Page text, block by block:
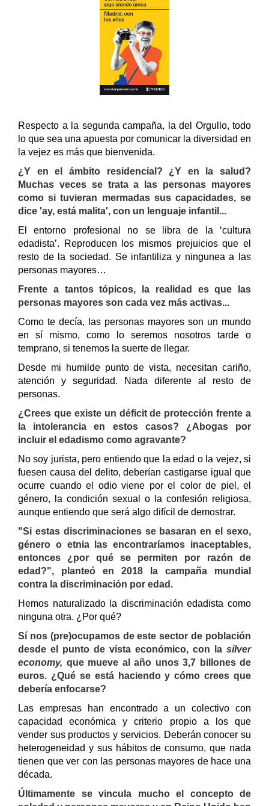
Respecto a la segunda campaña, la del Orgullo, todo
lo que sea una apuesta por comunicar la diversidad en
la vejez es más que bienvenida.
¿Y en el ámbito residencial? ¿Y en la salud?
Muchas veces se trata a las personas mayores
como si tuvieran mermadas sus capacidades, se
dice 'ay, está malita', con un lenguaje infantil...
El entorno profesional no se libra de la ‘cultura
edadista’. Reproducen los mismos prejuicios que el
resto de la sociedad. Se infantiliza y ningunea a las
personas mayores…
Frente a tantos tópicos, la realidad es que las
personas mayores son cada vez más activas...
Como te decía, las personas mayores son un mundo
en sí mismo, como lo seremos nosotros tarde o
temprano, si tenemos la suerte de llegar.
Desde mi humilde punto de vista, necesitan cariño,
atención y seguridad. Nada diferente al resto de
personas.
¿Crees que existe un déficit de protección frente a
la intolerancia en estos casos? ¿Abogas por
incluir el edadismo como agravante?
No soy jurista, pero entiendo que la edad o la vejez, si
fuesen causa del delito, deberían castigarse igual que
ocurre cuando el odio viene por el color de piel, el
género, la condición sexual o la confesión religiosa,
aunque entiendo que será algo difícil de demostrar.
"Si estas discriminaciones se basaran en el sexo,
género o etnia las encontraríamos inaceptables,
entonces ¿por qué se permiten por razón de
edad?", planteó en 2018 la campaña mundial
contra la discriminación por edad.
Hemos naturalizado la discriminación edadista como
ninguna otra. ¿Por qué?
Sí nos (pre)ocupamos de este sector de población
desde el punto de vista económico, con la silver
economy, que mueve al año unos 3,7 billones de
euros. ¿Qué se está haciendo y cómo crees que
debería enfocarse?
Las empresas han encontrado a un colectivo con
capacidad económica y criterio propio a los que
vender sus productos y servicios. Deberán conocer su
heterogeneidad y sus hábitos de consumo, que nada
tienen que ver con las personas mayores de hace una
década.
Últimamente se vincula mucho el concepto de